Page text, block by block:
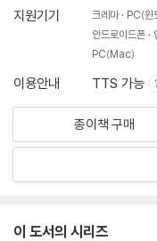
지원기기
크레마 PC(윈
안드로이드폰
PC(Mac)
이용안내 TTS 가능
종이책 구매
이 도서의 시리즈